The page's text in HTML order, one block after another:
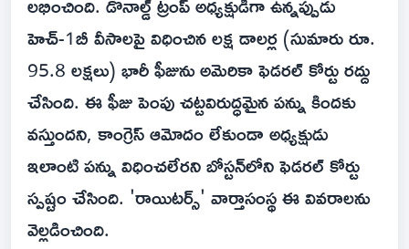
హెచ్-1బీ వీసాలపై విధించిన లక్ష డాలర్ల (సుమారు రూ.
95.8 లక్షలు) భారీ ఫీజును అమెరికా ఫెడరల్ కోర్టు రద్దు
చేసింది. ఈ ఫీజు పెంపు చట్టవిరుద్ధమైన పన్ను కిందకు
వస్తుందని, కాంగ్రెస్ ఆమోదం లేకుండా అధ్యక్షుడు
ఇలాంటి పన్ను విధించలేరని బోస్టన్‌లోని ఫెడరల్ కోర్టు
స్పష్టం చేసింది. 'రాయిటర్స్' వార్తాసంస్థ ఈ వివరాలను
వెల్లడించింది.